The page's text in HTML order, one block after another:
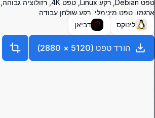
ארגמן, טפט מינימלי, רקע שולחן עבודה
לינוקס
דביאן
הורד טפט (
5120
×
2880
)